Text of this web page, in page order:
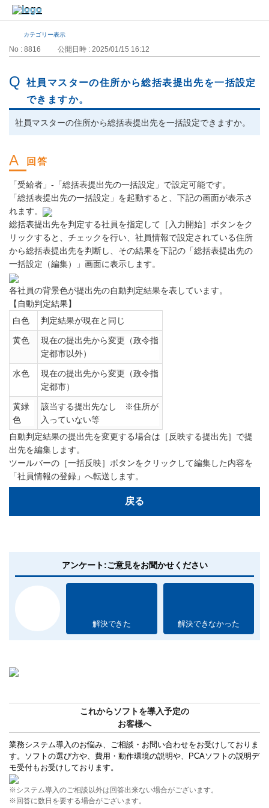
カテゴリー表示
No : 8816 公開日時 : 2025/01/15 16:12
社員マスターの住所から総括表提出先を一括設定
できますか。
社員マスターの住所から総括表提出先を一括設定できますか。
「受給者」-「総括表提出先の一括設定」で設定可能です。
「総括表提出先の一括設定」を起動すると、下記の画面が表示さ
れます。
総括表提出先を判定する社員を指定して［入力開始］ボタンをク
リックすると、チェックを行い、社員情報で設定されている住所
から総括表提出先を判断し、その結果を下記の「総括表提出先の
一括設定（編集）」画面に表示します。
各社員の背景色が提出先の自動判定結果を表しています。
【自動判定結果】
白色
判定結果が現在と同じ
黄色
現在の提出先から変更（政令指
定都市以外）
水色
現在の提出先から変更（政令指
定都市）
黄緑
色
該当する提出先なし ※住所が
入っていない等
自動判定結果の提出先を変更する場合は［反映する提出先］で提
出先を編集します。
ツールバーの［一括反映］ボタンをクリックして編集した内容を
「社員情報の登録」へ転送します。
戻る
アンケート:ご意見をお聞かせください
解決できた 解決できなかった
これからソフトを導入予定の
お客様へ
業務システム導入のお悩み、ご相談・お問い合わせをお受けしておりま
す。ソフトの選び方や、費用・動作環境の説明や、PCAソフトの説明デ
モ受付もお受けしております。
※システム導入のご相談以外は回答出来ない場合がございます。
※回答に数日を要する場合がございます。